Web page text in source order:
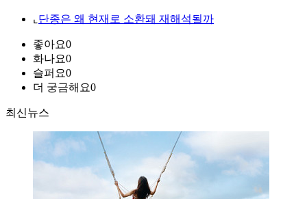
⌞ 단종은 왜 현재로 소환돼 재해석될까
좋아요0
화나요0
슬퍼요0
더 궁금해요0
최신뉴스